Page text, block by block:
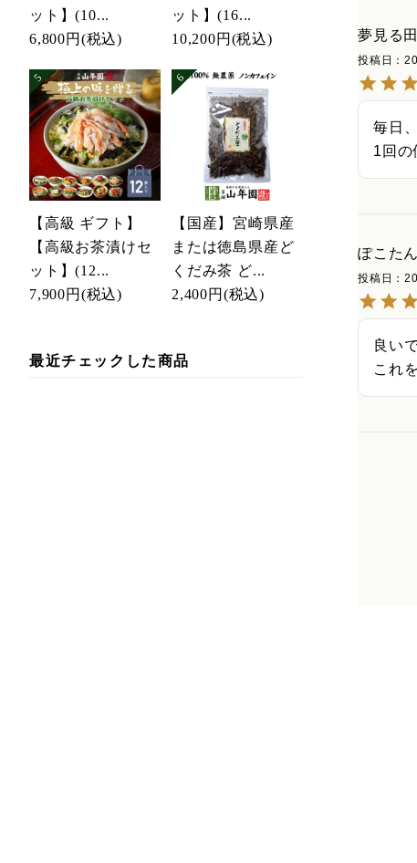
ット】(10...
6,800円 (税込)
ット】(16...
10,200円 (税込)
【高級 ギフト】
【高級お茶漬けセ
ット】(12...
7,900円 (税込)
【国産】宮崎県産
または徳島県産ど
くだみ茶 ど...
2,400円 (税込)
最近チェックした商品
夢見る
投稿日
毎日
1回の
ぽこた
投稿日
良い
これ